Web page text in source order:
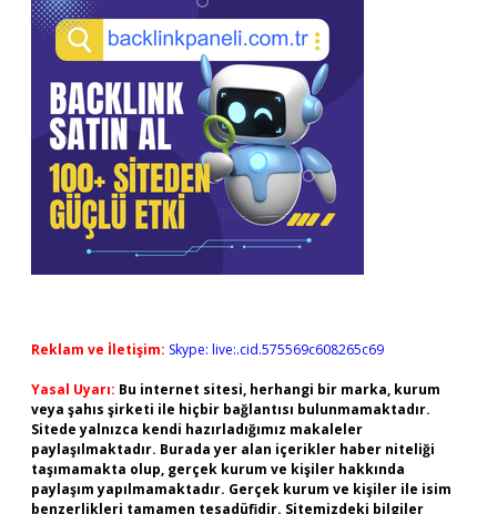
Reklam ve İletişim: Skype: live:.cid.575569c608265c69
Yasal Uyarı: Bu internet sitesi, herhangi bir marka, kurum
veya şahıs şirketi ile hiçbir bağlantısı bulunmamaktadır.
Sitede yalnızca kendi hazırladığımız makaleler
paylaşılmaktadır. Burada yer alan içerikler haber niteliği
taşımamakta olup, gerçek kurum ve kişiler hakkında
paylaşım yapılmamaktadır. Gerçek kurum ve kişiler ile isim
benzerlikleri tamamen tesadüfidir. Sitemizdeki bilgiler